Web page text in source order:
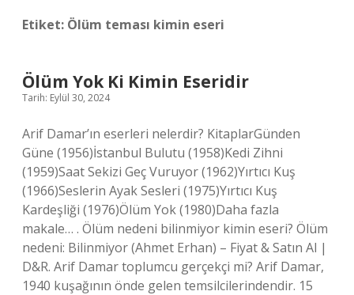
Etiket: Ölüm teması kimin eseri
Ölüm Yok Ki Kimin Eseridir
Tarih: Eylül 30, 2024
Arif Damar’ın eserleri nelerdir? KitaplarGünden
Güne (1956)İstanbul Bulutu (1958)Kedi Zihni
(1959)Saat Sekizi Geç Vuruyor (1962)Yırtıcı Kuş
(1966)Seslerin Ayak Sesleri (1975)Yırtıcı Kuş
Kardeşliği (1976)Ölüm Yok (1980)Daha fazla
makale… . Ölüm nedeni bilinmiyor kimin eseri? Ölüm
nedeni: Bilinmiyor (Ahmet Erhan) – Fiyat & Satın Al |
D&R. Arif Damar toplumcu gerçekçi mi? Arif Damar,
1940 kuşağının önde gelen temsilcilerindendir. 15